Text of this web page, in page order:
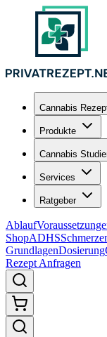
Cannabis
Produkte
Cannabis
Services
Ratgeber
Ablauf
ShopADHS
GrundlagenDosierung
Rezept Anfragen